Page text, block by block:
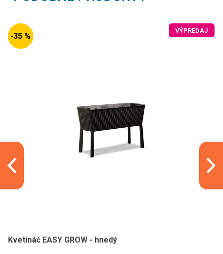
-35 %
VÝPREDAJ
Kvetináč EASY GROW - hnedý